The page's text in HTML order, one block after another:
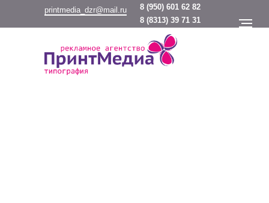
8 (950) 601 62 82
printmedia_dzr@mail.ru
8 (8313) 39 71 31